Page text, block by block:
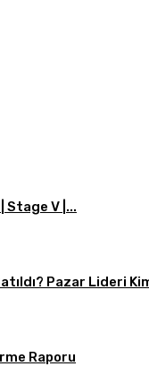
V |...
Pazar Lideri
Raporu